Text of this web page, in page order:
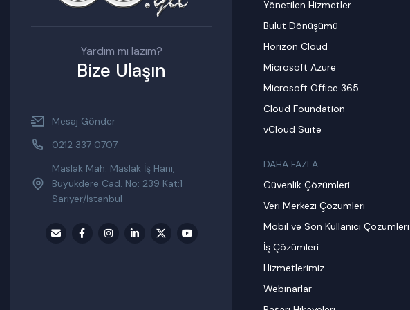
Yardım mı lazım?
Bize Ulaşın
Mesaj Gönder
0212 337 0707
Maslak Mah. Maslak İş Hanı,
Büyükdere Cad. No: 239 Kat:1
Sarıyer/İstanbul
Yönetilen Hizmetler
Bulut Dönüşümü
Horizon Cloud
Microsoft Azure
Microsoft Office 365
Cloud Foundation
vCloud Suite
DAHA FAZLA
Güvenlik Çözümleri
Veri Merkezi Çözümleri
Mobil ve Son Kullanıcı Çözümleri
İş Çözümleri
Hizmetlerimiz
Webinarlar